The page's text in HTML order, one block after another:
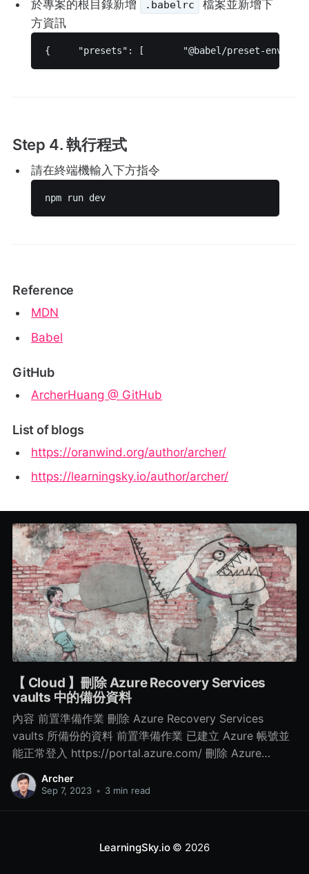
於專案的根目錄新增 .babelrc
檔案並新增下
方資訊
{     "presets": [       "@babel/preset-env"
Step 4. 執行程式
請在終端機輸入下方指令
npm run dev
Reference
MDN
Babel
GitHub
ArcherHuang @ GitHub
List of blogs
https://oranwind.org/author/archer/
https://learningsky.io/author/archer/
【 Cloud 】刪除 Azure Recovery Services
vaults 中的備份資料
內容 前置準備作業 刪除 Azure Recovery Services
vaults 所備份的資料 前置準備作業 已建立 Azure 帳號並
能正常登入 https://portal.azure.com/ 刪除 Azure
Recovery Services vaults 所備份的資料 Step 1. 點選所
建立的 Azure Recovery Services vaults 服務 > 再點選
Archer
Sep 7, 2023 • 3 min read
LearningSky.io© 2026